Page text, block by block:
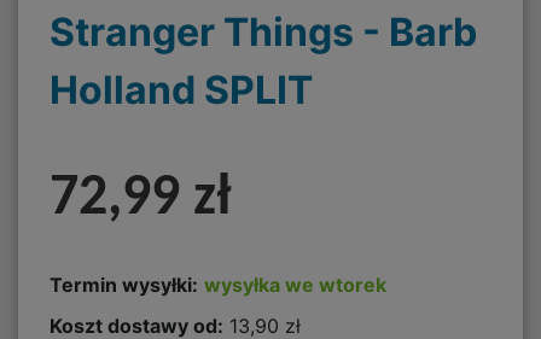
Stranger Things - Barb
Holland SPLIT
72,99 zł
Termin wysyłki: wysyłka we wtorek
Koszt dostawy od: 13,90 zł